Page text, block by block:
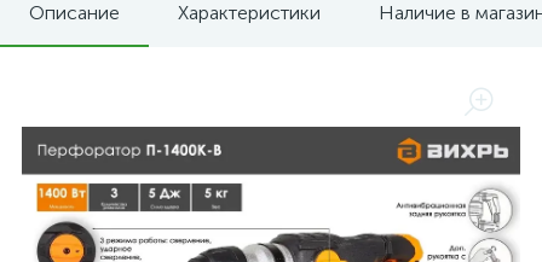
Описание Характеристики Наличие в